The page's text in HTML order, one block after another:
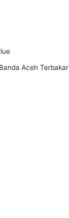
Aceh Terbakar